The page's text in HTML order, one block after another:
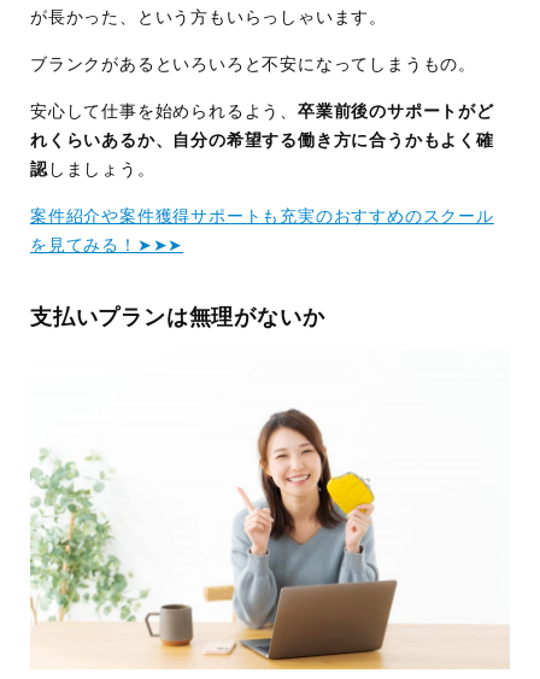
が長かった、という方もいらっしゃいます。
ブランクがあるといろいろと不安になってしまうもの。
安心して仕事を始められるよう、 卒業前後のサポートがど
れくらいあるか、自分の希望する働き方に合うかもよく確
認しましょう。
案件紹介や案件獲得サポートも充実のおすすめのスクール
を見てみる！➤➤➤
支払いプランは無理がないか